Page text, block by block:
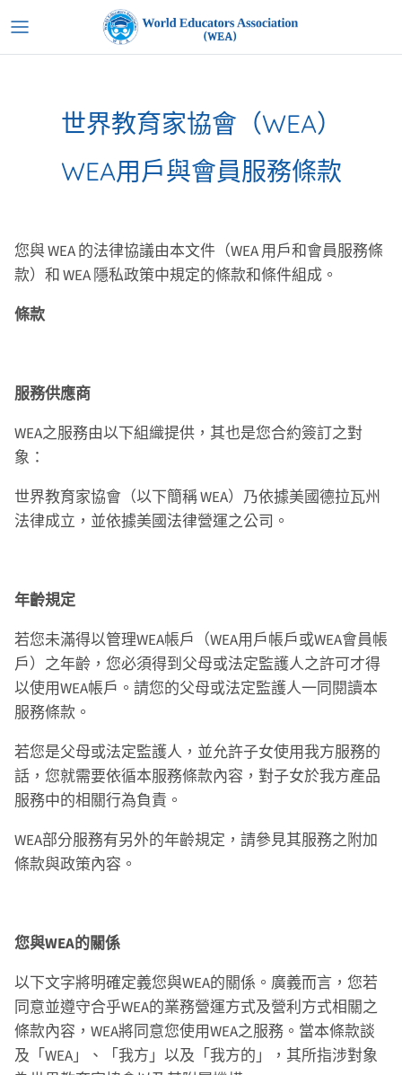
到
內
世界教育家協會（WEA）
WEA用戶與會員服務條款
您與 WEA 的法律協議由本文件（WEA 用戶和會員服務條
款）和 WEA 隱私政策中規定的條款和條件組成。
條款
服務供應商
WEA之服務由以下組織提供，其也是您合約簽訂之對
象：
世界教育家協會（以下簡稱 WEA）乃依據美國德拉瓦州
法律成立，並依據美國法律營運之公司。
年齡規定
若您未滿得以管理WEA帳戶（WEA用戶帳戶或WEA會員帳
戶）之年齡，您必須得到父母或法定監護人之許可才得
以使用WEA帳戶。請您的父母或法定監護人一同閱讀本
服務條款。
若您是父母或法定監護人，並允許子女使用我方服務的
話，您就需要依循本服務條款內容，對子女於我方產品
服務中的相關行為負責。
WEA部分服務有另外的年齡規定，請參見其服務之附加
條款與政策內容。
您與WEA的關係
以下文字將明確定義您與WEA的關係。廣義而言，您若
同意並遵守合乎WEA的業務營運方式及營利方式相關之
條款內容，WEA將同意您使用WEA之服務。當本條款談
及「WEA」、「我方」以及「我方的」，其所指涉對象